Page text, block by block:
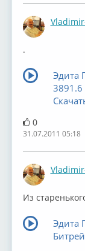
.
Эдита
3891.6
0
31.07.2011 05:18
Из
Эдита